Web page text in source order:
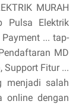
MURAH
Pulsa Elektrik
... tap-
MD
Support Fitur ...
menjadi salah
online dengan